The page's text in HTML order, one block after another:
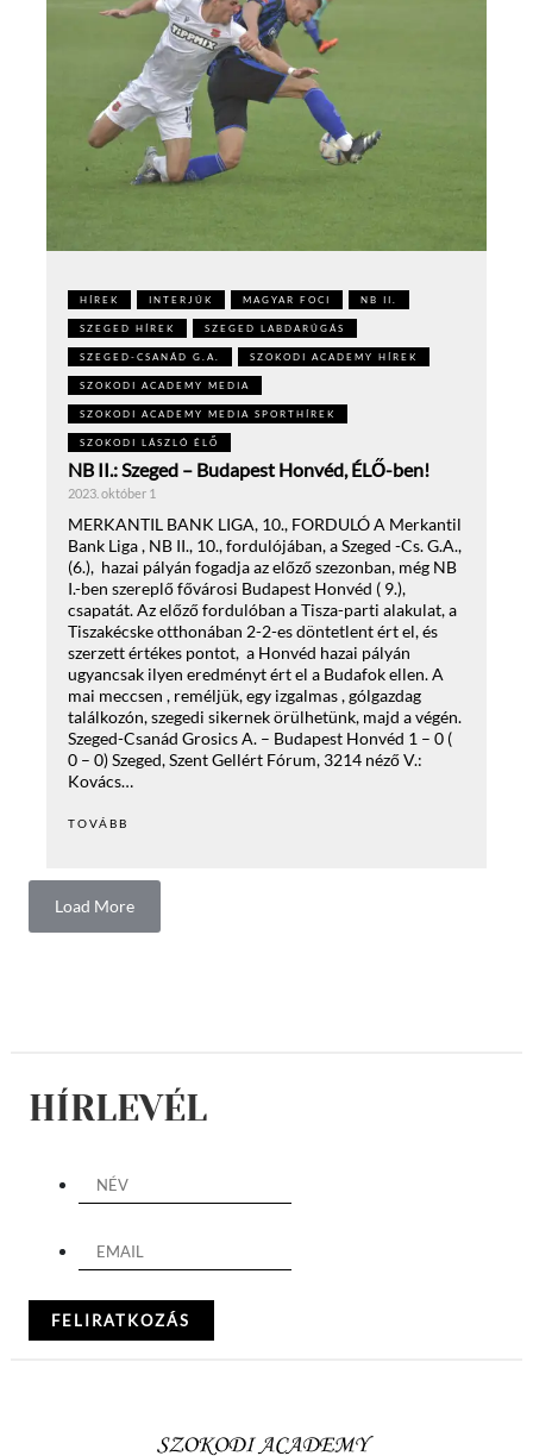
HÍREK INTERJÚK MAGYAR FOCI NB II.
SZEGED HÍREK SZEGED LABDARÚGÁS
SZEGED-CSANÁD G.A. SZOKODI ACADEMY HÍREK
SZOKODI ACADEMY MEDIA
SZOKODI ACADEMY MEDIA SPORTHÍREK
SZOKODI LÁSZLÓ ÉLŐ
NB II.: Szeged – Budapest Honvéd, ÉLŐ-ben!
2023. október 1
MERKANTIL BANK LIGA, 10., FORDULÓ A Merkantil
Bank Liga , NB II., 10., fordulójában, a Szeged -Cs. G.A.,
(6.), hazai pályán fogadja az előző szezonban, még NB
I.-ben szereplő fővárosi Budapest Honvéd ( 9.),
csapatát. Az előző fordulóban a Tisza-parti alakulat, a
Tiszakécske otthonában 2-2-es döntetlent ért el, és
szerzett értékes pontot, a Honvéd hazai pályán
ugyancsak ilyen eredményt ért el a Budafok ellen. A
mai meccsen , reméljük, egy izgalmas , gólgazdag
találkozón, szegedi sikernek örülhetünk, majd a végén.
Szeged-Csanád Grosics A. – Budapest Honvéd 1 – 0 (
0 – 0) Szeged, Szent Gellért Fórum, 3214 néző V.:
Kovács…
TOVÁBB
Load More
HÍRLEVÉL